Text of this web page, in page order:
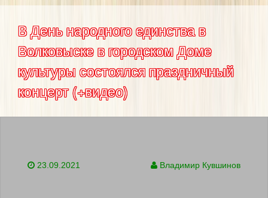
В День народного единства в
Волковыске в городском Доме
культуры состоялся праздничный
концерт (+видео)
23.09.2021 Владимир Кувшинов